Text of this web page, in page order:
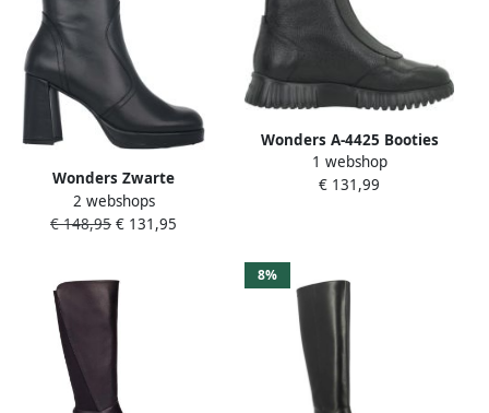
Wonders Zwarte
Dameslaars Stijlvolle
Collectie
2 webshops
€ 148,95 € 131,95
Wonders A-4425 Booties
Zwart Vrouw
1 webshop
€ 131,99
8%